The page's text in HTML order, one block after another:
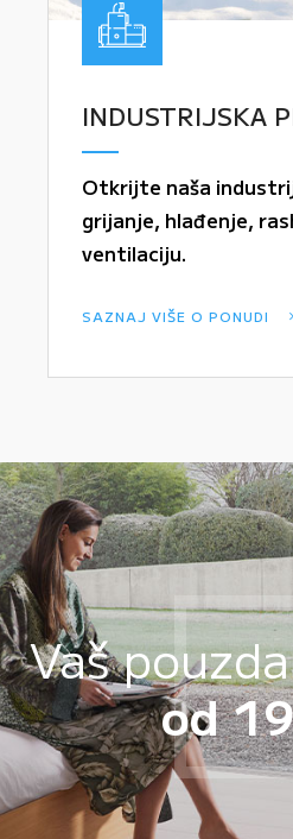
INDUSTRIJSKA
Otkrijte naša
grijanje, hlađenje,
ventilaciju.
SAZNAJ VIŠE O PONUDI
Vaš
od